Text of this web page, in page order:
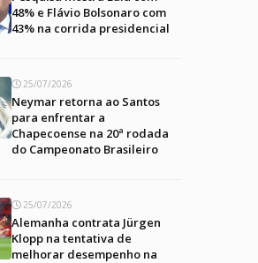
48% e Flávio Bolsonaro com
43% na corrida presidencial
25/07/2026
Neymar retorna ao Santos
para enfrentar a
Chapecoense na 20ª rodada
do Campeonato Brasileiro
25/07/2026
Alemanha contrata Jürgen
Klopp na tentativa de
melhorar desempenho na